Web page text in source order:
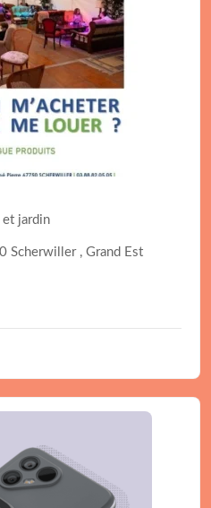
et jardin
Scherwiller , Grand Est